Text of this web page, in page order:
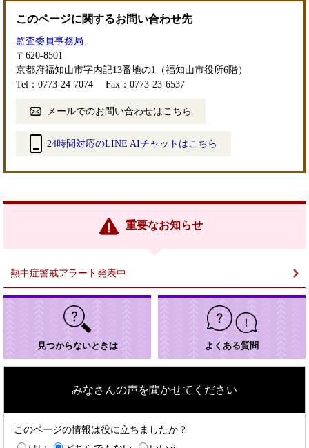
このページに関するお問い合わせ先
監査委員事務局
〒620-8501
京都府福知山市字内記13番地の1（福知山市役所6階）
Tel：0773-24-7074
Fax：0773-23-6537
メールでのお問い合わせはこちら
24時間対応のLINE AIチャットはこちら
リ
重要なお知らせ
熱中症警戒アラート発表中
見つからないときは よくある質問
みなさんの声を聞かせてください
このページの情報は役に立ちましたか？